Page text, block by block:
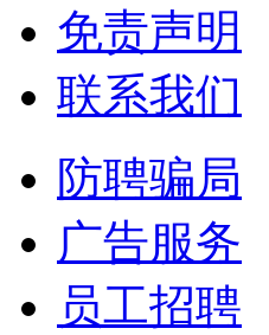
免责声明
联系我们
防聘骗局
广告服务
员工招聘